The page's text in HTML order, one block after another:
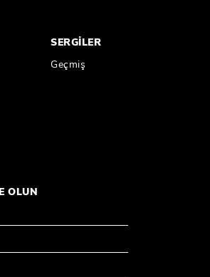
SERGİLER
Geçmiş
OLUN